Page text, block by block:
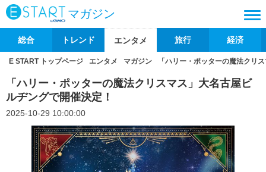
マガジン
総合 トレンド エンタメ 旅行 経済
E START トップページ エンタメ マガジン 「ハリー・ポッターの魔法クリ
「ハリー・ポッターの魔法クリスマス」大名古屋ビ
ルヂングで開催決定！
2025-10-29 10:00:00